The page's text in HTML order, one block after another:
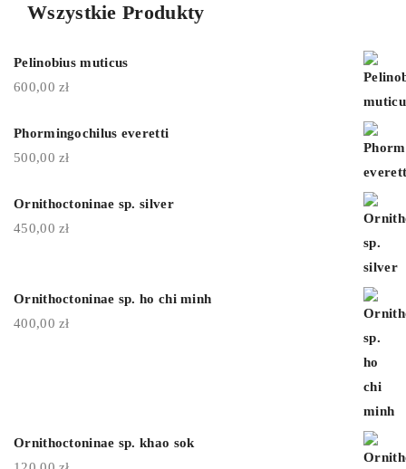
Wszystkie Produkty
Pelinobius muticus
600,00zł
Phormingochilus everetti
500,00zł
Ornithoctoninae sp. silver
450,00zł
Ornithoctoninae sp. ho chi minh
400,00zł
Ornithoctoninae sp. khao sok